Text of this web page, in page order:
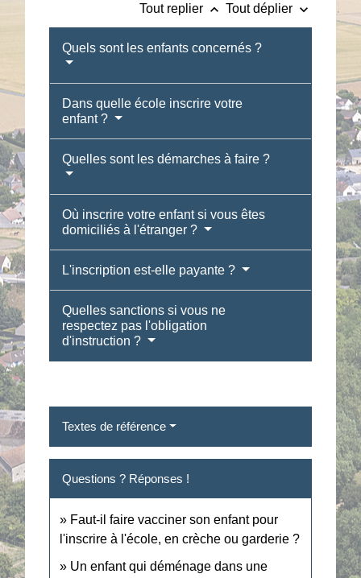
Tout replier keyboard_arrow_up Tout déplier keyboard_arrow_down
Quels sont les enfants concernés ?
Dans quelle école inscrire votre
enfant ?
Quelles sont les démarches à faire ?
Où inscrire votre enfant si vous êtes
domiciliés à l'étranger ?
L'inscription est-elle payante ?
Quelles sanctions si vous ne
respectez pas l'obligation
d'instruction ?
Textes de référence
Questions ? Réponses !
Faut-il faire vacciner son enfant pour
l'inscrire à l'école, en crèche ou garderie ?
Un enfant qui déménage dans une